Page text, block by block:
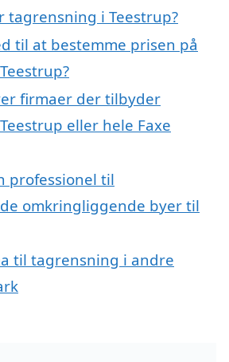
tagrensning i Teestrup?
til at bestemme prisen på
firmaer der tilbyder
eller hele Faxe
professionel til
omkringliggende byer til
til tagrensning i andre